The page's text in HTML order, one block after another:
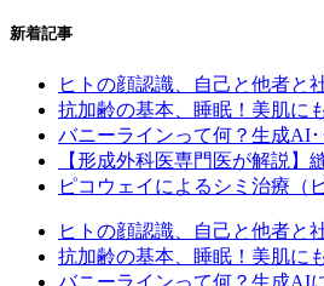
新着記事
ヒトの顔認識、自己と他者と
抗加齢の基本、睡眠！美肌に
バニーラインって何？生成AI･
【形成外科医専門医が解説】
ピコウェイによるシミ治療（
ヒトの顔認識、自己と他者と
抗加齢の基本、睡眠！美肌に
バニーラインって何？生成AI